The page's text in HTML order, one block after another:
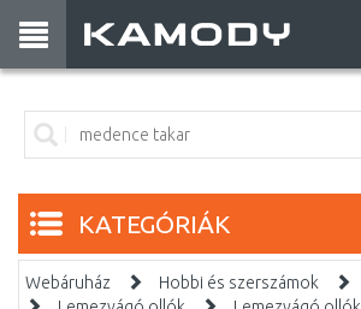
KATEGÓRIÁK
Webáruház Hobbi és szerszámok